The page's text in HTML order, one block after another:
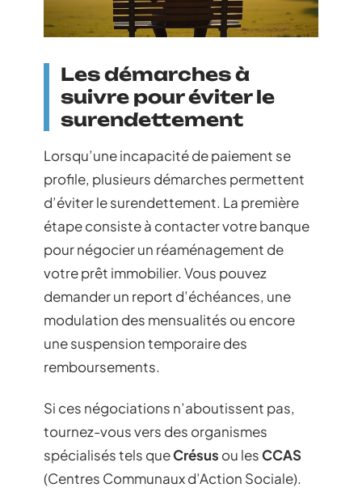
Les démarches à
suivre pour éviter le
surendettement
Lorsqu’une incapacité de paiement se
profile, plusieurs démarches permettent
d’éviter le surendettement. La première
étape consiste à contacter votre banque
pour négocier un réaménagement de
votre prêt immobilier. Vous pouvez
demander un report d’échéances, une
modulation des mensualités ou encore
une suspension temporaire des
remboursements.
Si ces négociations n’aboutissent pas,
tournez-vous vers des organismes
spécialisés tels queCrésus ou lesCCAS
(Centres Communaux d’Action Sociale).